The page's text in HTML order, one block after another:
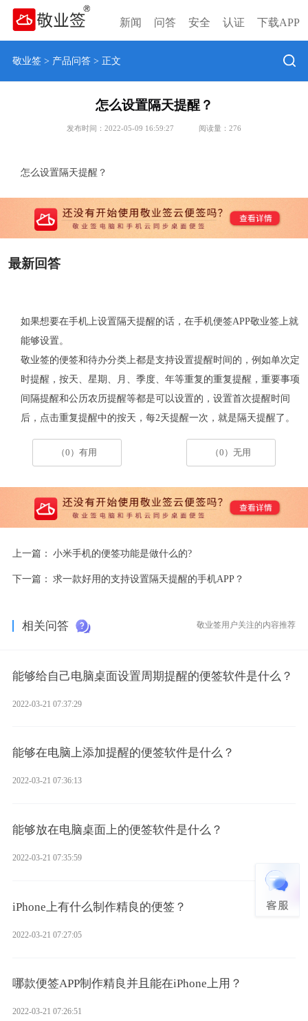
新闻 问答 安全 认证 下载APP
敬业签> 产品问答> 正文
怎么设置隔天提醒？
发布时间：2022-05-09 16:59:27 阅读量： 276
怎么设置隔天提醒？
最新回答
如果想要在手机上设置隔天提醒的话，在手机便签APP敬业签上就
能够设置。
敬业签的便签和待办分类上都是支持设置提醒时间的，例如单次定
时提醒，按天、星期、月、季度、年等重复的重复提醒，重要事项
间隔提醒和公历农历提醒等都是可以设置的，设置首次提醒时间
后，点击重复提醒中的按天，每2天提醒一次，就是隔天提醒了。
（0）有用 （0）无用
上一篇： 小米手机的便签功能是做什么的?
下一篇： 求一款好用的支持设置隔天提醒的手机APP？
相关问答 敬业签用户关注的内容推荐
能够给自己电脑桌面设置周期提醒的便签软件是什么？
2022-03-21 07:37:29
能够在电脑上添加提醒的便签软件是什么？
2022-03-21 07:36:13
能够放在电脑桌面上的便签软件是什么？
2022-03-21 07:35:59
iPhone上有什么制作精良的便签？
2022-03-21 07:27:05
哪款便签APP制作精良并且能在iPhone上用？
2022-03-21 07:26:51